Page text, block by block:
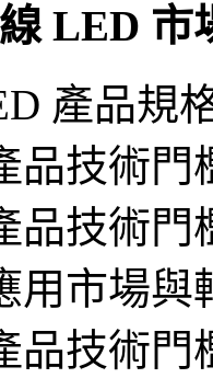
LED 市
產品規
品技術門
品技術門
用市場與
品技術門